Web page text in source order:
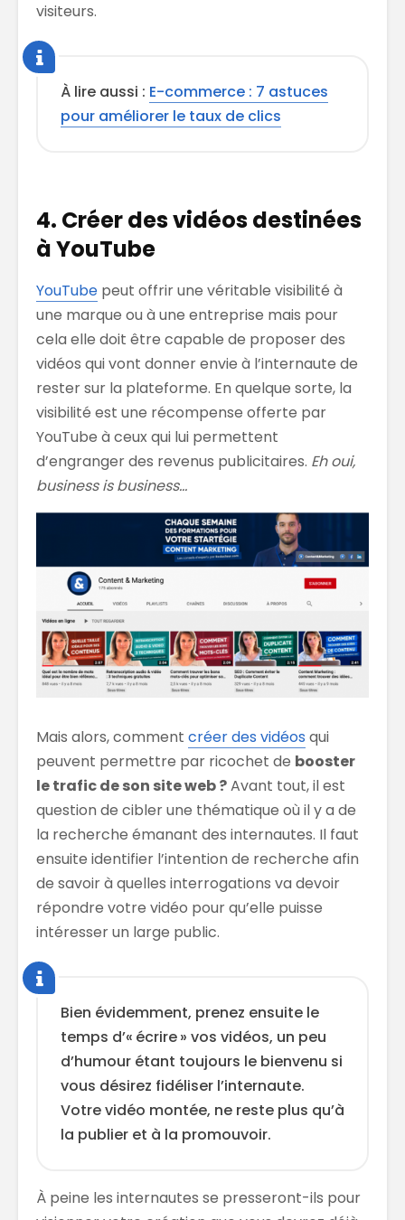
visiteurs.
À lire aussi : E-commerce : 7 astuces
pour améliorer le taux de clics
4. Créer des vidéos destinées
à YouTube
YouTube peut offrir une véritable visibilité à
une marque ou à une entreprise mais pour
cela elle doit être capable de proposer des
vidéos qui vont donner envie à l’internaute de
rester sur la plateforme. En quelque sorte, la
visibilité est une récompense offerte par
YouTube à ceux qui lui permettent
d’engranger des revenus publicitaires. Eh oui,
business is business…
Mais alors, comment créer des vidéos qui
peuvent permettre par ricochet de booster
le trafic de son site web ?Avant tout, il est
question de cibler une thématique où il y a de
la recherche émanant des internautes. Il faut
ensuite identifier l’intention de recherche afin
de savoir à quelles interrogations va devoir
répondre votre vidéo pour qu’elle puisse
intéresser un large public.
Bien évidemment, prenez ensuite le
temps d’« écrire » vos vidéos, un peu
d’humour étant toujours le bienvenu si
vous désirez fidéliser l’internaute.
Votre vidéo montée, ne reste plus qu’à
la publier et à la promouvoir.
À peine les internautes se presseront-ils pour